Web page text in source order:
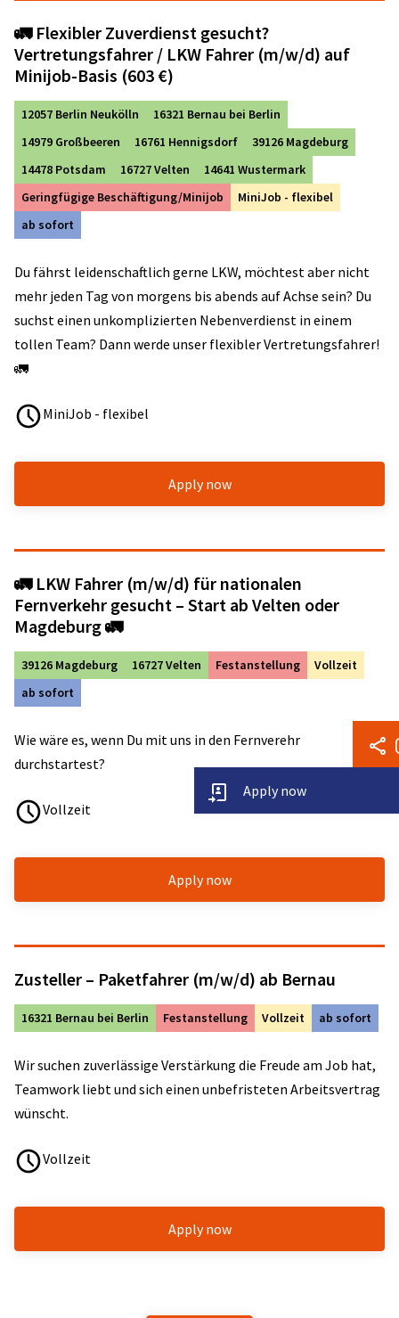
Apply now
🚛 Flexibler Zuverdienst gesucht?
Vertretungsfahrer / LKW Fahrer (m/w/d) auf
Minijob-Basis (603 €)
12057 Berlin Neukölln
16321 Bernau bei Berlin
14979 Großbeeren
16761 Hennigsdorf
39126 Magdeburg
14478 Potsdam
16727 Velten
14641 Wustermark
Geringfügige Beschäftigung/Minijob
MiniJob - flexibel
ab sofort
Du fährst leidenschaftlich gerne LKW, möchtest aber nicht
mehr jeden Tag von morgens bis abends auf Achse sein? Du
suchst einen unkomplizierten Nebenverdienst in einem
tollen Team? Dann werde unser flexibler Vertretungsfahrer!
🚛
MiniJob - flexibel
Apply now
🚛 LKW Fahrer (m/w/d) für nationalen
Fernverkehr gesucht – Start ab Velten oder
Magdeburg 🚛
39126 Magdeburg 16727 Velten Festanstellung
Vollzeit
ab sofort
Wie wäre es, wenn Du mit uns in den Fernverehr
durchstartest?
Vollzeit
Apply now
Zusteller – Paketfahrer (m/w/d) ab Bernau
16321 Bernau bei Berlin Festanstellung Vollzeit ab sofort
Wir suchen zuverlässige Verstärkung die Freude am Job hat,
Teamwork liebt und sich einen unbefristeten Arbeitsvertrag
wünscht.
Vollzeit
Apply now